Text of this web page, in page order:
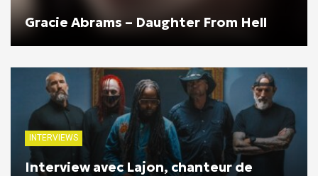
Gracie Abrams – Daughter From Hell
INTERVIEWS
Interview avec Lajon, chanteur de